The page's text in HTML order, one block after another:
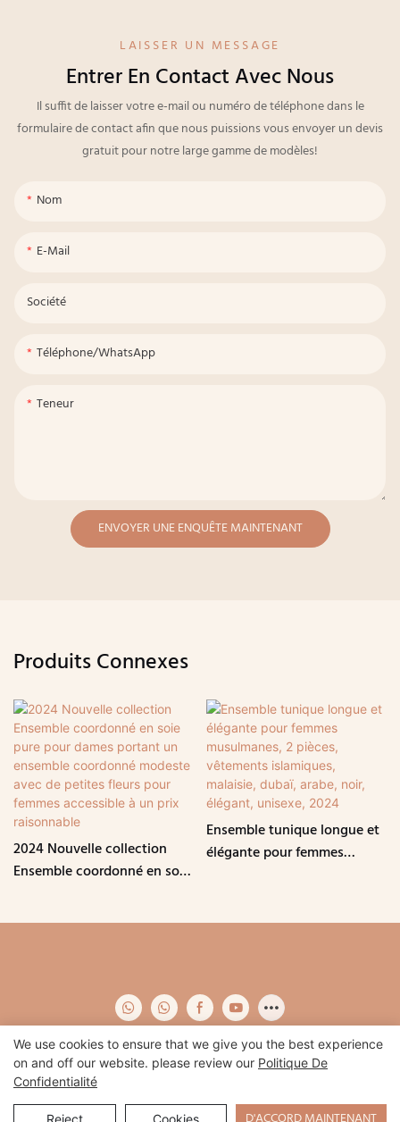
LAISSER UN MESSAGE
Entrer En Contact Avec Nous
Il suffit de laisser votre e-mail ou numéro de téléphone dans le
formulaire de contact afin que nous puissions vous envoyer un devis
gratuit pour notre large gamme de modèles!
Nom
E-Mail
Société
Téléphone/WhatsApp
Teneur
ENVOYER UNE ENQUÊTE MAINTENANT
Produits Connexes
2024 Nouvelle collection
Ensemble coordonné en soie
Ensemble tunique longue et
élégante pour femmes
malaisie, dubaï, arabe, noir,
Copyright © 2026 Qidian-
Politique de confidentialité
We use cookies to ensure that we give you the best experience
on and off our website. please review our Politique De
Confidentialité
Reject Cookies